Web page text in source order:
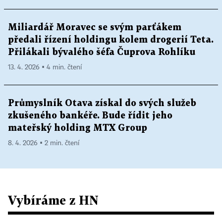
Miliardář Moravec se svým parťákem
předali řízení holdingu kolem drogerií Teta.
Přilákali bývalého šéfa Čuprova Rohlíku
13. 4. 2026 ▪ 4 min. čtení
Průmyslník Otava získal do svých služeb
zkušeného bankéře. Bude řídit jeho
mateřský holding MTX Group
8. 4. 2026 ▪ 2 min. čtení
Vybíráme z HN